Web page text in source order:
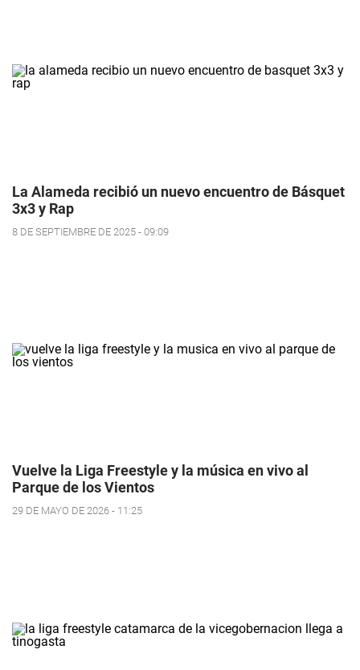
La Alameda recibió un nuevo encuentro de Básquet
3x3 y Rap
8 DE SEPTIEMBRE DE 2025 - 09:09
Vuelve la Liga Freestyle y la música en vivo al
Parque de los Vientos
29 DE MAYO DE 2026 - 11:25